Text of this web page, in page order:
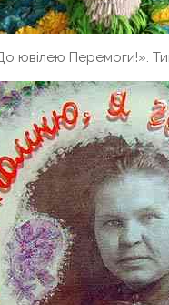
ювілею Перемоги!».